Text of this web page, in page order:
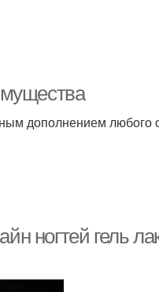
дополнением любого
ногтей гель